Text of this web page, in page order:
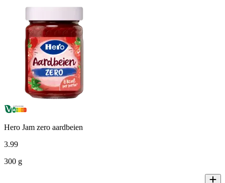
Hero Jam zero aardbeien
3.99
300 g